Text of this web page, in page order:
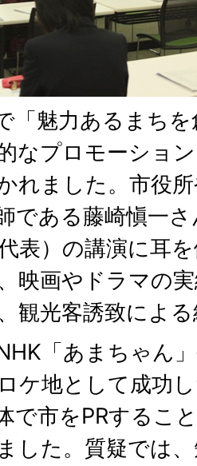
「魅力あるまち
なプロモーショ
れました。市役
である藤崎愼一
表）の講演に耳
映画やドラマの
観光客誘致によ
「あまちゃん
ケ地として成功
で市をPRするこ
した。質疑では